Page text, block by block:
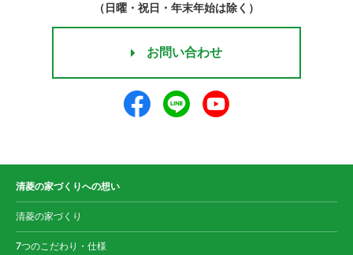
（日曜・祝日・年末年始は除く）
お問い合わせ
清菱の家づくりへの想い
清菱の家づくり
7つのこだわり・仕様